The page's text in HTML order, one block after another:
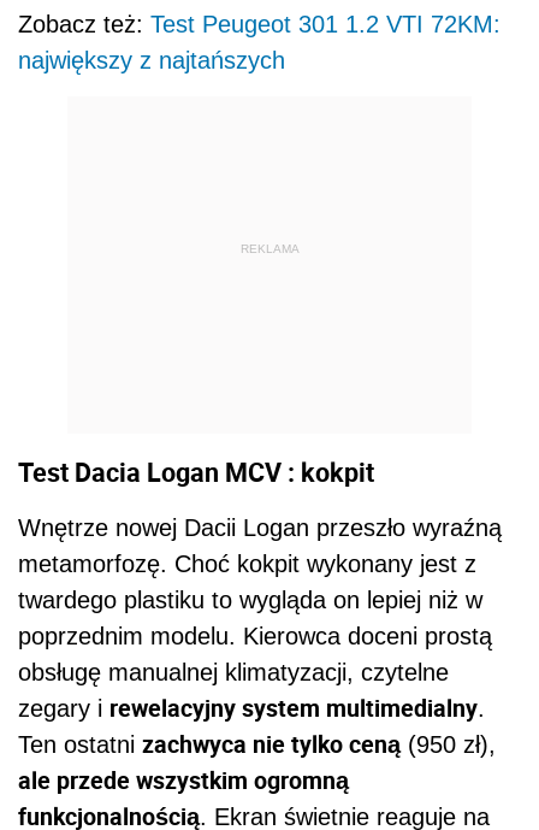
Zobacz też: Test Peugeot 301 1.2 VTI 72KM:
największy z najtańszych
REKLAMA
Test Dacia Logan MCV : kokpit
Wnętrze nowej Dacii Logan przeszło wyraźną
metamorfozę. Choć kokpit wykonany jest z
twardego plastiku to wygląda on lepiej niż w
poprzednim modelu. Kierowca doceni prostą
obsługę manualnej klimatyzacji, czytelne
zegary i rewelacyjny system multimedialny.
Ten ostatni zachwyca nie tylko ceną(950 zł),
ale przede wszystkim ogromną
funkcjonalnością. Ekran świetnie reaguje na